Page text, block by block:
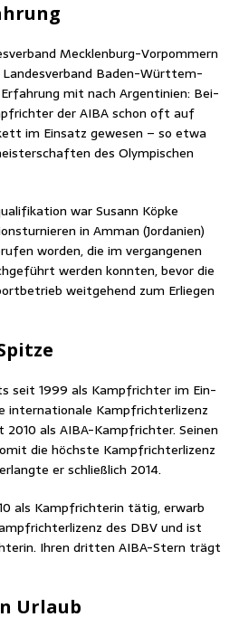
Meck­len­burg-Vor­pom­mern
Lan­des­ver­band Baden-Würt­tem­
mit nach Argen­ti­ni­en: Bei­
der AIBA schon oft auf
im Ein­satz gewe­sen – so etwa
des Olym­pi­schen
war Susann Köp­ke
in Amman (Jor­da­ni­en)
wor­den, die im ver­gan­ge­nen
wer­den konn­ten, bevor die
weit­ge­hend zum Erlie­gen
seit 1999 als Kampf­rich­ter im Ein­
inter­na­tio­na­le Kampf­rich­ter­li­zenz
als AIBA-Kampf­rich­ter. Sei­nen
die höchs­te Kampf­rich­ter­li­zenz
er schließ­lich 2014.
als Kampf­rich­te­rin tätig, erwarb
des DBV und ist
Ihren drit­ten AIBA-Stern trägt
Urlaub